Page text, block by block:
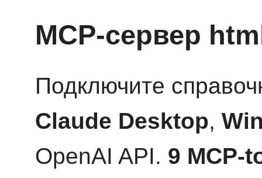
MCP-сервер
Подключите
Claude Desktop,
OpenAI API. 9 MCP-